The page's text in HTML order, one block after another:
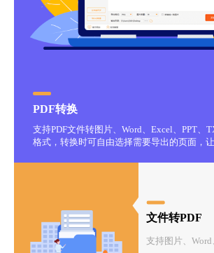
PDF转换
支持PDF文件转图片、Word、Excel、PPT、
格式，转换时可自由选择需要导出的页面，
文件转PDF
支持图片、